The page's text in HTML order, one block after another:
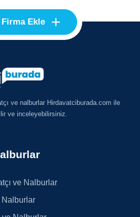
Firma Ekle +
ve nalburlar Hirdavatciburada.com ile
ve inceleyebilirsiniz.
ve Nalburlar
Nalburlar